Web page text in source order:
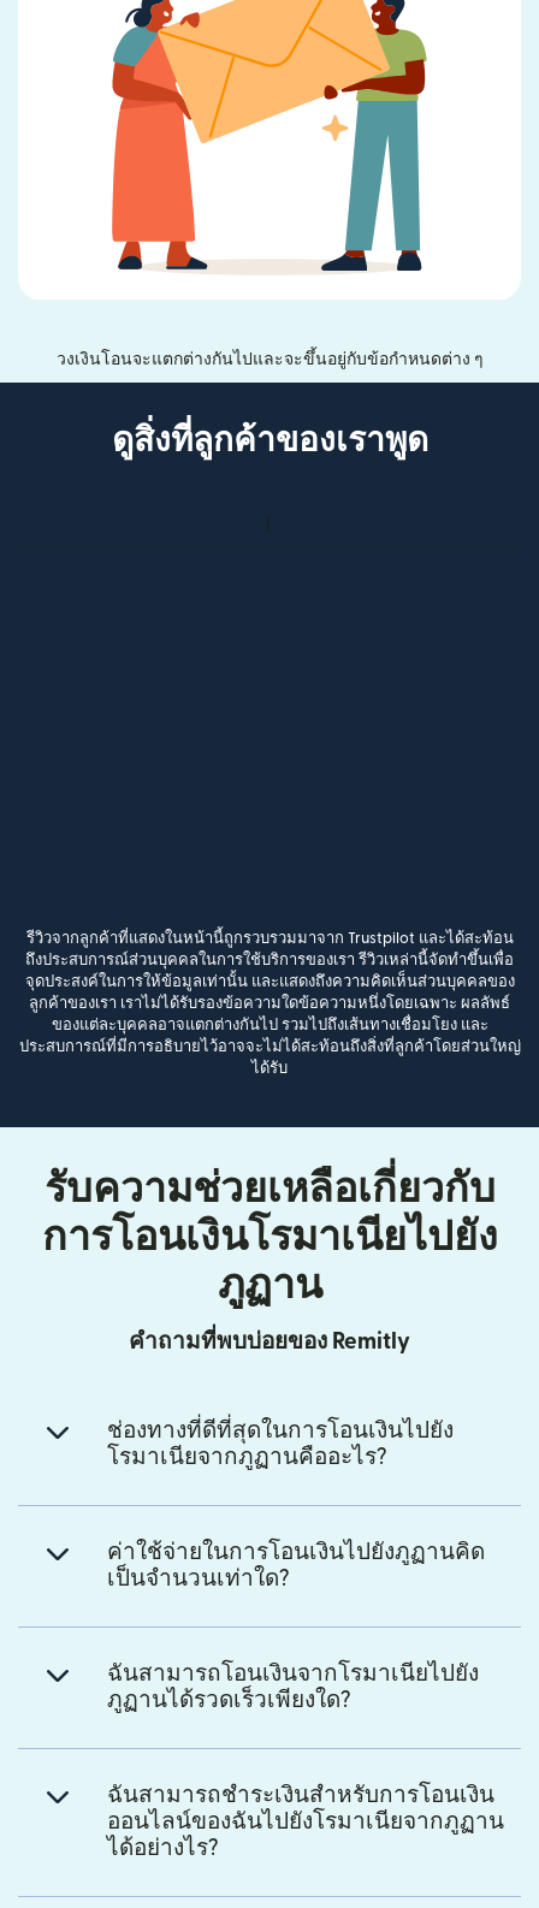
วงเงินโอนจะแตกต่างกันไปและจะขึ้นอยู่กับข้อกำหนดต่าง ๆ
ดูสิ่งที่ลูกค้าของเราพูด
รีวิวจากลูกค้าที่แสดงในหน้านี้ถูกรวบรวมมาจาก Trustpilot และได้สะท้อน
ถึงประสบการณ์ส่วนบุคคลในการใช้บริการของเรา รีวิวเหล่านี้จัดทำขึ้นเพื่อ
จุดประสงค์ในการให้ข้อมูลเท่านั้น และแสดงถึงความคิดเห็นส่วนบุคคลของ
ลูกค้าของเรา เราไม่ได้รับรองข้อความใดข้อความหนึ่งโดยเฉพาะ ผลลัพธ์
ของแต่ละบุคคลอาจแตกต่างกันไป รวมไปถึงเส้นทางเชื่อมโยง และ
ประสบการณ์ที่มีการอธิบายไว้อาจจะไม่ได้สะท้อนถึงสิ่งที่ลูกค้าโดยส่วนใหญ่
ได้รับ
รับความช่วยเหลือเกี่ยวกับ
การโอนเงินโรมาเนียไปยัง
ภูฏาน
คำถามที่พบบ่อยของ Remitly
ช่องทางที่ดีที่สุดในการโอนเงินไปยัง
โรมาเนียจากภูฏานคืออะไร?
ค่าใช้จ่ายในการโอนเงินไปยังภูฏานคิด
เป็นจำนวนเท่าใด?
ฉันสามารถโอนเงินจากโรมาเนียไปยัง
ภูฏานได้รวดเร็วเพียงใด?
ฉันสามารถชำระเงินสำหรับการโอนเงิน
ออนไลน์ของฉันไปยังโรมาเนียจากภูฏาน
ได้อย่างไร?